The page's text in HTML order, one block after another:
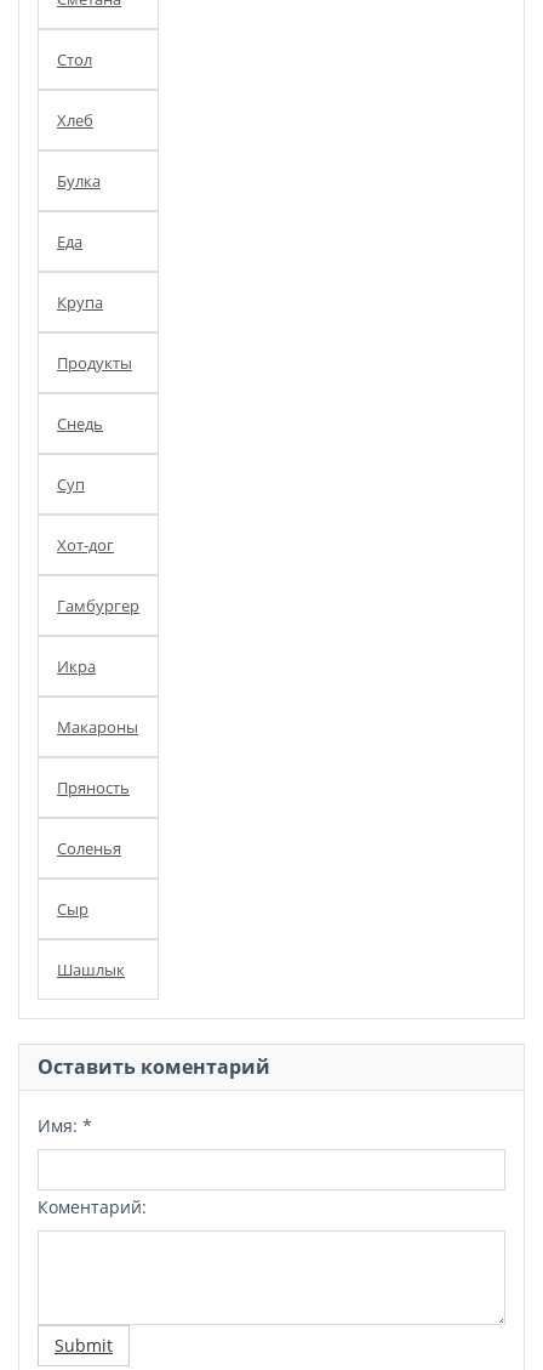
Стол
Хлеб
Булка
Еда
Крупа
Продукты
Снедь
Суп
Хот-дог
Гамбургер
Икра
Макароны
Пряность
Соленья
Сыр
Шашлык
Оставить коментарий
Имя: *
Коментарий:
Submit